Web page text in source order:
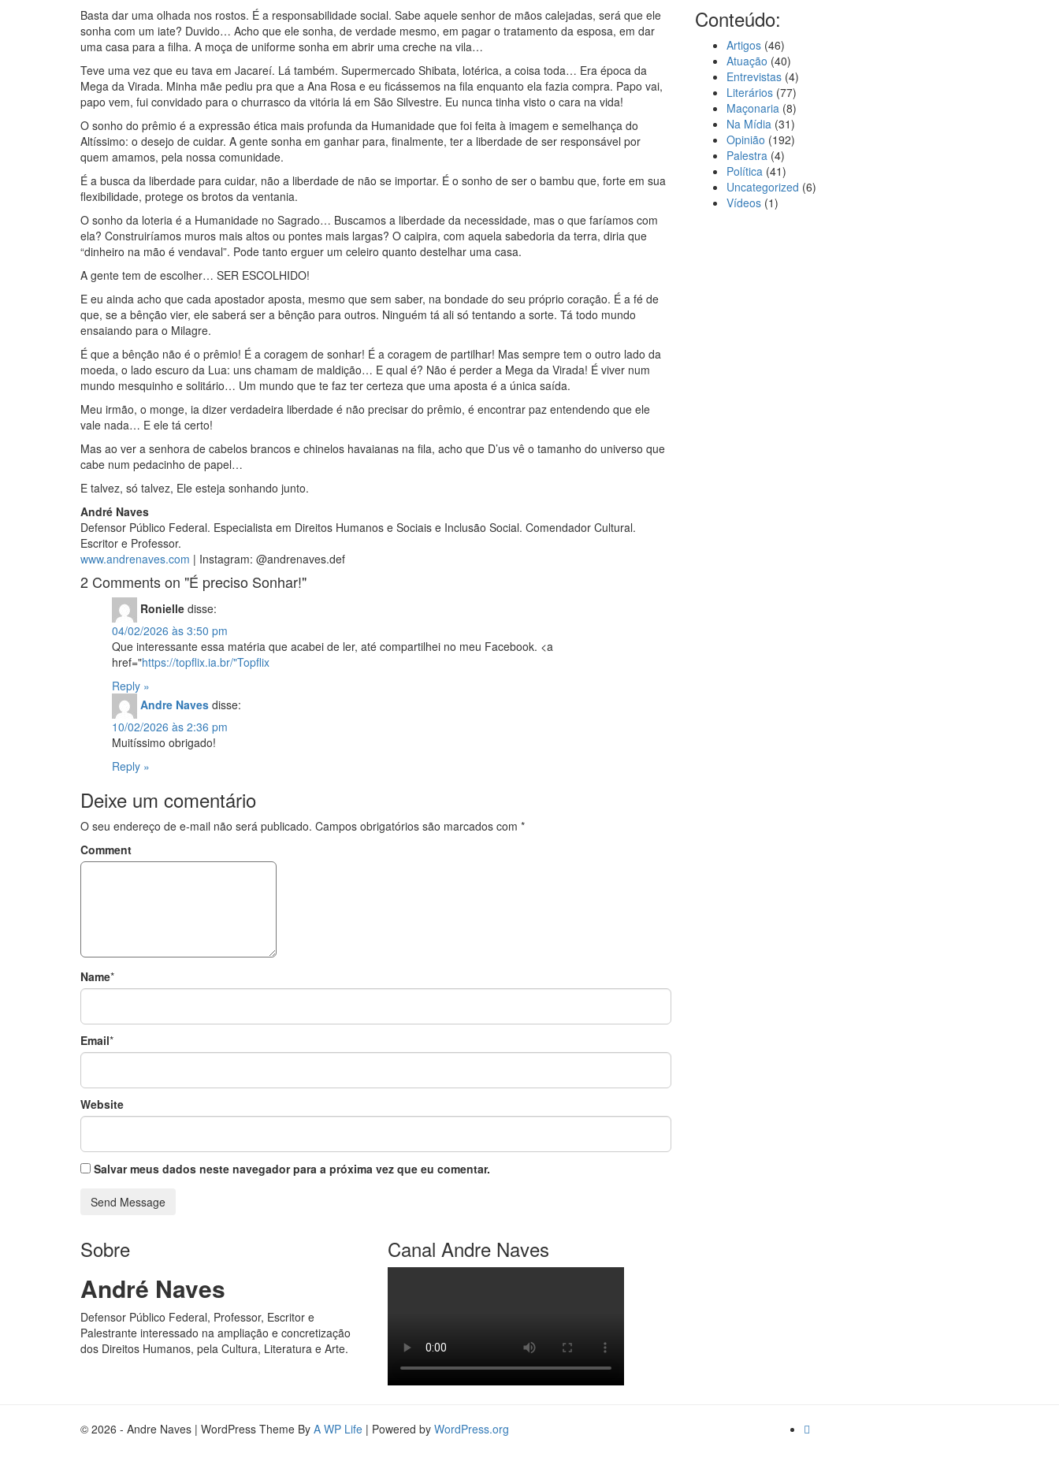
Basta dar uma olhada nos rostos. É a responsabilidade social. Sabe aquele senhor de mãos calejadas, será que ele
sonha com um iate? Duvido… Acho que ele sonha, de verdade mesmo, em pagar o tratamento da esposa, em dar
uma casa para a filha. A moça de uniforme sonha em abrir uma creche na vila…
Teve uma vez que eu tava em Jacareí. Lá também. Supermercado Shibata, lotérica, a coisa toda… Era época da
Mega da Virada. Minha mãe pediu pra que a Ana Rosa e eu ficássemos na fila enquanto ela fazia compra. Papo vai,
papo vem, fui convidado para o churrasco da vitória lá em São Silvestre. Eu nunca tinha visto o cara na vida!
O sonho do prêmio é a expressão ética mais profunda da Humanidade que foi feita à imagem e semelhança do
Altíssimo: o desejo de cuidar. A gente sonha em ganhar para, finalmente, ter a liberdade de ser responsável por
quem amamos, pela nossa comunidade.
É a busca da liberdade para cuidar, não a liberdade de não se importar. É o sonho de ser o bambu que, forte em sua
flexibilidade, protege os brotos da ventania.
O sonho da loteria é a Humanidade no Sagrado… Buscamos a liberdade da necessidade, mas o que faríamos com
ela? Construiríamos muros mais altos ou pontes mais largas? O caipira, com aquela sabedoria da terra, diria que
“dinheiro na mão é vendaval”. Pode tanto erguer um celeiro quanto destelhar uma casa.
A gente tem de escolher… SER ESCOLHIDO!
E eu ainda acho que cada apostador aposta, mesmo que sem saber, na bondade do seu próprio coração. É a fé de
que, se a bênção vier, ele saberá ser a bênção para outros. Ninguém tá ali só tentando a sorte. Tá todo mundo
ensaiando para o Milagre.
É que a bênção não é o prêmio! É a coragem de sonhar! É a coragem de partilhar! Mas sempre tem o outro lado da
moeda, o lado escuro da Lua: uns chamam de maldição… E qual é? Não é perder a Mega da Virada! É viver num
mundo mesquinho e solitário… Um mundo que te faz ter certeza que uma aposta é a única saída.
Meu irmão, o monge, ia dizer verdadeira liberdade é não precisar do prêmio, é encontrar paz entendendo que ele
vale nada… E ele tá certo!
Mas ao ver a senhora de cabelos brancos e chinelos havaianas na fila, acho que D’us vê o tamanho do universo que
cabe num pedacinho de papel…
E talvez, só talvez, Ele esteja sonhando junto.
André Naves
Defensor Público Federal. Especialista em Direitos Humanos e Sociais e Inclusão Social. Comendador Cultural.
Escritor e Professor.
www.andrenaves.com | Instagram: @andrenaves.def
2 Comments on "É preciso Sonhar!"
Ronielle disse:
04/02/2026 às 3:50 pm
Que interessante essa matéria que acabei de ler, até compartilhei no meu Facebook. <a
href="https://topflix.ia.br/"Topflix
Reply »
Andre Naves disse:
10/02/2026 às 2:36 pm
Muitíssimo obrigado!
Reply »
Deixe um comentário
O seu endereço de e-mail não será publicado. Campos obrigatórios são marcados com *
Comment
Name*
Email*
Website
Salvar meus dados neste navegador para a próxima vez que eu comentar.
Conteúdo:
Artigos (46)
Atuação (40)
Entrevistas (4)
Literários (77)
Maçonaria (8)
Na Mídia (31)
Opinião (192)
Palestra (4)
Política (41)
Uncategorized (6)
Vídeos (1)
Sobre
André Naves
Defensor Público Federal, Professor, Escritor e
Palestrante interessado na ampliação e concretização
dos Direitos Humanos, pela Cultura, Literatura e Arte.
Canal Andre Naves
© 2026 - Andre Naves | WordPress Theme By A WP Life | Powered by WordPress.org